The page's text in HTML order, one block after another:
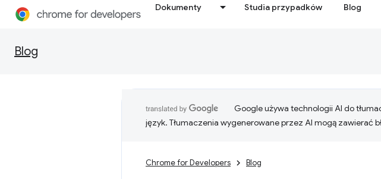
Dokumenty Studia przypadków Blog
Blog
Google używa technologii AI do
język. Tłumaczenia wygenerowane przez AI mogą zawierać
Chrome for Developers Blog